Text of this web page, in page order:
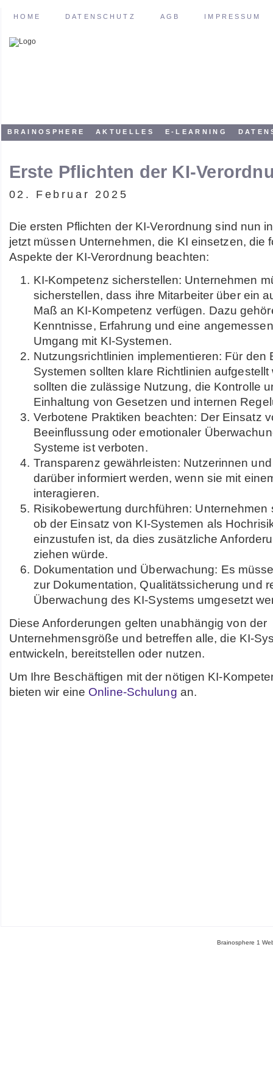
HOME DATENSCHUTZ AGB IMPRESSUM
BRAINOSPHERE AKTUELLES E-LEARNING
Erste Pflichten der KI-
02. Februar 2025
Die ersten Pflichten der KI-Verordnung sind nun
jetzt müssen Unternehmen, die KI einsetzen, die
Aspekte der KI-Verordnung beachten:
KI-Kompetenz sicherstellen: Unternehmen
sicherstellen, dass ihre Mitarbeiter über ein
Maß an KI-Kompetenz verfügen. Dazu
Kenntnisse, Erfahrung und eine
Umgang mit KI-Systemen.
Nutzungsrichtlinien implementieren: Für den
Systemen sollten klare Richtlinien
sollten die zulässige Nutzung, die Kontrolle
Einhaltung von Gesetzen und internen
Verbotene Praktiken beachten: Der Einsatz
Beeinflussung oder emotionaler
Systeme ist verboten.
Transparenz gewährleisten: Nutzerinnen
darüber informiert werden, wenn sie mit
interagieren.
Risikobewertung durchführen: Unternehmen
ob der Einsatz von KI-Systemen als
einzustufen ist, da dies zusätzliche
ziehen würde.
Dokumentation und Überwachung: Es
zur Dokumentation, Qualitätssicherung und
Überwachung des KI-Systems umgesetzt
Diese Anforderungen gelten unabhängig von der
Unternehmensgröße und betreffen alle, die KI-
entwickeln, bereitstellen oder nutzen.
Um Ihre Beschäftigen mit der nötigen KI-
bieten wir eine Online-Schulung an.
Brainosphere 1